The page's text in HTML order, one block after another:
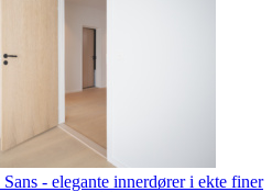
Sans - elegante innerdører i ekte finer